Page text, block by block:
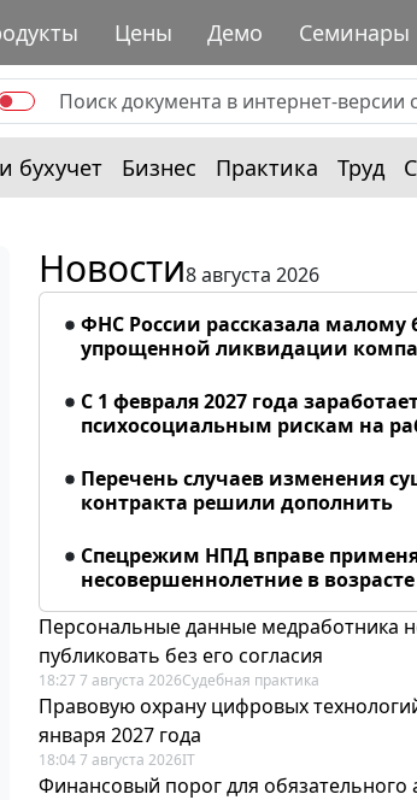
Цены Демо Семинары
бухучет Бизнес Практика Труд
Новости8 августа 2026
ФНС России рассказала малому
упрощенной ликвидации
С 1 февраля 2027 года
психосоциальным рискам на
Перечень случаев изменения
контракта решили дополнить
Спецрежим НПД вправе
несовершеннолетние в возрасте
Персональные данные медработника
публиковать без его согласия
18:27 7 августа 2026Судебная практика
Правовую охрану цифровых
января 2027 года
18:04 7 августа 2026IT
Финансовый порог для обязательного